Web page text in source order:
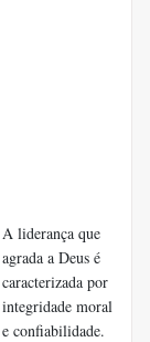
A liderança que
agrada a Deus é
caracterizada por
integridade moral
e confiabilidade.